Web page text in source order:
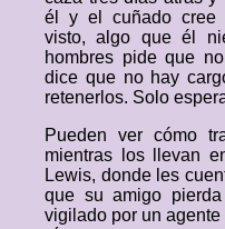
él y el cuñado cree
visto, algo que él
hombres pide que
dice que no hay
retenerlos. Solo
Pueden ver cómo
mientras los llevan
Lewis, donde les
que su amigo
vigilado por un